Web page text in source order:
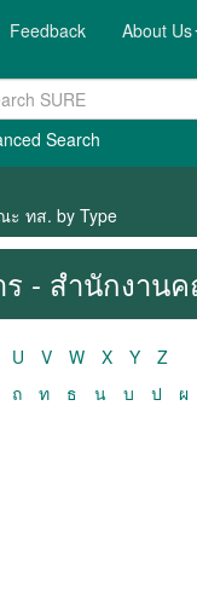
Feedback About Us
Search
ะ ทส. by Type
- สำนักงาน
U V W X Y
Z
ถ ท ธ น บ ป ผ